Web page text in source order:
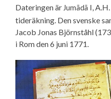
Dateringen är Jumādā I,
tideräkning. Den svenske
Jacob Jonas Björnståhl
i Rom den 6 juni 1771.